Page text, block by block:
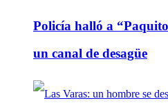
Policía halló a
un canal de desagüe